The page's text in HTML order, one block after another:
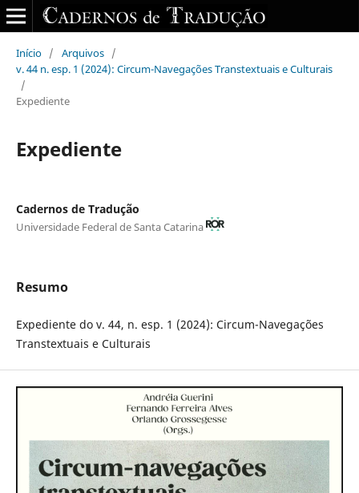
Início / Arquivos /
v. 44 n. esp. 1 (2024): Circum-Navegações Transtextuais e Culturais
/
Expediente
Expediente
Cadernos de Tradução
Universidade Federal de Santa Catarina
Resumo
Expediente do v. 44, n. esp. 1 (2024): Circum-Navegações
Transtextuais e Culturais